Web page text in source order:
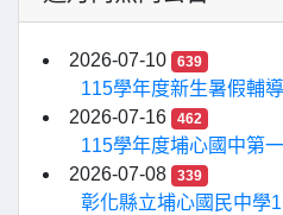
2026-07-10 639
115學年度新生暑假輔
2026-07-16
462
115學年度埔心國中第
2026-07-08
339
彰化縣立埔心國民中學